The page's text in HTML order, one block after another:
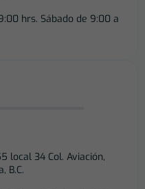
hrs. Sábado de 9:00 a
local 34 Col. Aviación,
B.C.